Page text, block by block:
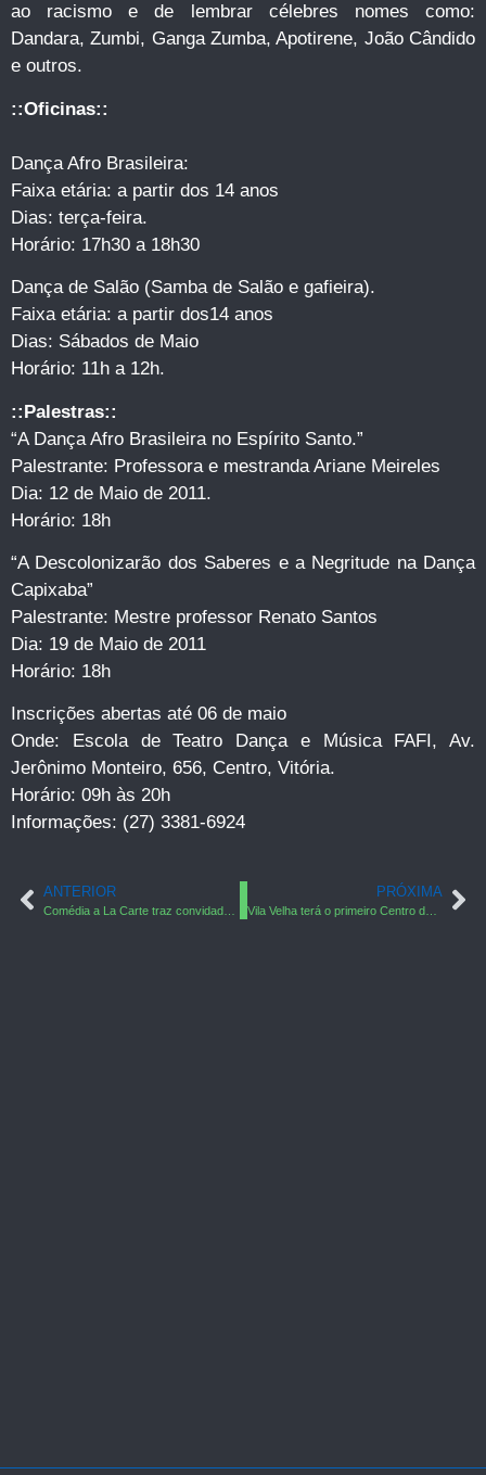
ao racismo e de lembrar célebres nomes como:
Dandara, Zumbi, Ganga Zumba, Apotirene, João Cândido
e outros.
::Oficinas::
Dança Afro Brasileira:
Faixa etária: a partir dos 14 anos
Dias: terça-feira.
Horário: 17h30 a 18h30
Dança de Salão (Samba de Salão e gafieira).
Faixa etária: a partir dos14 anos
Dias: Sábados de Maio
Horário: 11h a 12h.
::Palestras::
“A Dança Afro Brasileira no Espírito Santo.”
Palestrante: Professora e mestranda Ariane Meireles
Dia: 12 de Maio de 2011.
Horário: 18h
“A Descolonizarão dos Saberes e a Negritude na Dança
Capixaba”
Palestrante: Mestre professor Renato Santos
Dia: 19 de Maio de 2011
Horário: 18h
Inscrições abertas até 06 de maio
Onde: Escola de Teatro Dança e Música FAFI, Av.
Jerônimo Monteiro, 656, Centro, Vitória.
Horário: 09h às 20h
Informações: (27) 3381-6924
ANTERIOR PRÓXIMA
Vila Velha terá o primeiro Centro de Excelência à Ginástica Rítmica do Estado